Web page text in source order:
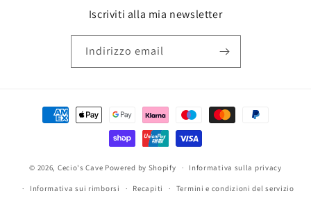
Iscriviti alla mia newsletter
Indirizzo email
Metodi
© 2026, Cecio's Cave Powered by Shopify Informativa sulla privacy
Informativa sui rimborsi Recapiti Termini e condizioni del servizio